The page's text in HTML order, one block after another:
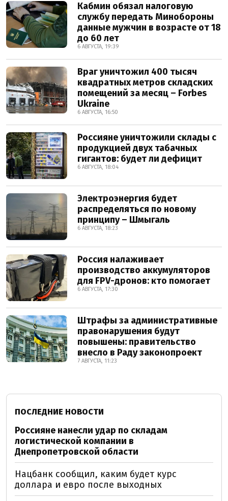
Кабмин обязал налоговую
службу передать Минобороны
данные мужчин в возрасте от 18
до 60 лет
6 АВГУСТА, 19:39
Враг уничтожил 400 тысяч
квадратных метров складских
помещений за месяц – Forbes
Ukraine
6 АВГУСТА, 16:50
Россияне уничтожили склады с
продукцией двух табачных
гигантов: будет ли дефицит
6 АВГУСТА, 18:04
Электроэнергия будет
распределяться по новому
принципу – Шмыгаль
6 АВГУСТА, 18:23
Россия налаживает
производство аккумуляторов
для FPV-дронов: кто помогает
6 АВГУСТА, 17:30
Штрафы за административные
правонарушения будут
повышены: правительство
внесло в Раду законопроект
7 АВГУСТА, 11:23
ПОСЛЕДНИЕ НОВОСТИ
Россияне нанесли удар по складам
логистической компании в
Днепропетровской области
Нацбанк сообщил, каким будет курс
доллара и евро после выходных